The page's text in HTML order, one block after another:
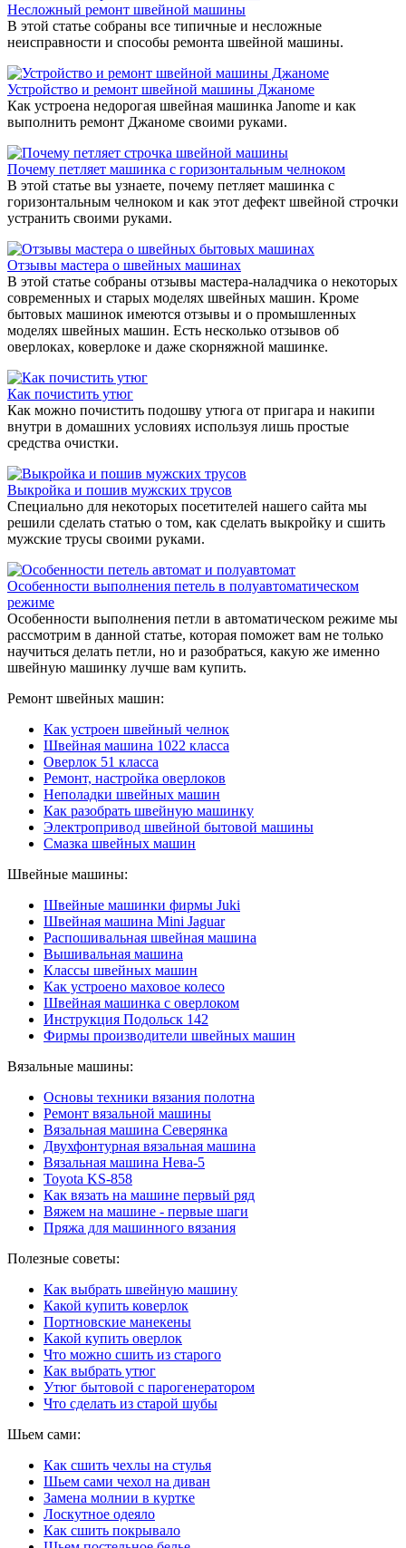
Несложный ремонт швейной машины
В этой статье собраны все типичные и несложные
неисправности и способы ремонта швейной машины.
Устройство и ремонт швейной машины Джаноме
Как устроена недорогая швейная машинка Janome и как
выполнить ремонт Джаноме своими руками.
Почему петляет машинка с горизонтальным челноком
В этой статье вы узнаете, почему петляет машинка с
горизонтальным челноком и как этот дефект швейной строчки
устранить своими руками.
Отзывы мастера о швейных машинах
В этой статье собраны отзывы мастера-наладчика о некоторых
современных и старых моделях швейных машин. Кроме
бытовых машинок имеются отзывы и о промышленных
моделях швейных машин. Есть несколько отзывов об
оверлоках, коверлоке и даже скорняжной машинке.
Как почистить утюг
Как можно почистить подошву утюга от пригара и накипи
внутри в домашних условиях используя лишь простые
средства очистки.
Выкройка и пошив мужских трусов
Специально для некоторых посетителей нашего сайта мы
решили сделать статью о том, как сделать выкройку и сшить
мужские трусы своими руками.
Особенности выполнения петель в полуавтоматическом
режиме
Особенности выполнения петли в автоматическом режиме мы
рассмотрим в данной статье, которая поможет вам не только
научиться делать петли, но и разобраться, какую же именно
швейную машинку лучше вам купить.
Ремонт швейных машин:
Как устроен швейный челнок
Швейная машина 1022 класса
Оверлок 51 класса
Ремонт, настройка оверлоков
Неполадки швейных машин
Как разобрать швейную машинку
Электропривод швейной бытовой машины
Смазка швейных машин
Швейные машины:
Швейные машинки фирмы Juki
Швейная машина Mini Jaguar
Распошивальная швейная машина
Вышивальная машина
Классы швейных машин
Как устроено маховое колесо
Швейная машинка с оверлоком
Инструкция Подольск 142
Фирмы производители швейных машин
Вязальные машины:
Основы техники вязания полотна
Ремонт вязальной машины
Вязальная машина Северянка
Двухфонтурная вязальная машина
Вязальная машина Нева-5
Toyota KS-858
Как вязать на машине первый ряд
Вяжем на машине - первые шаги
Пряжа для машинного вязания
Полезные советы:
Как выбрать швейную машину
Какой купить коверлок
Портновские манекены
Какой купить оверлок
Что можно сшить из старого
Как выбрать утюг
Утюг бытовой с парогенератором
Что сделать из старой шубы
Шьем сами:
Как сшить чехлы на стулья
Шьем сами чехол на диван
Замена молнии в куртке
Лоскутное одеяло
Как сшить покрывало